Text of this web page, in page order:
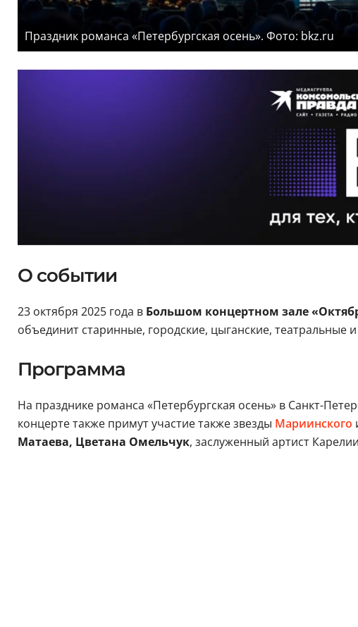
Праздник романса «Петербургская осень». Фото: bkz.ru
О событии
23 октября 2025 года в Большом концертном зале
объединит старинные, городские, цыганские,
Программа
На празднике романса «Петербургская осень» в Санкт-
концерте также примут участие также звезды Мариинского
Матаева, Цветана Омельчук, заслуженный артист Карелии